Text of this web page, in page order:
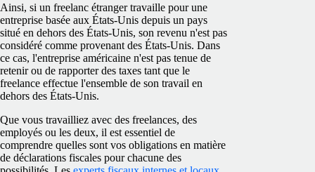
Ainsi, si un freelanc étranger travaille pour une
entreprise basée aux États-Unis depuis un pays
situé en dehors des États-Unis, son revenu n'est pas
considéré comme provenant des États-Unis. Dans
ce cas, l'entreprise américaine n'est pas tenue de
retenir ou de rapporter des taxes tant que le
freelance effectue l'ensemble de son travail en
dehors des États-Unis.
Que vous travailliez avec des freelances, des
employés ou les deux, il est essentiel de
comprendre quelles sont vos obligations en matière
de déclarations fiscales pour chacune des